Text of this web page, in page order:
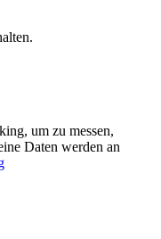
um zu messen,
Daten werden an